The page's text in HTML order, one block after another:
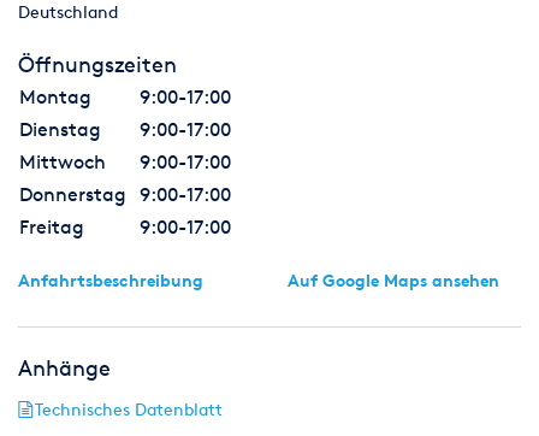
Deutschland
Öffnungszeiten
Montag
9:00-17:00
Dienstag
9:00-17:00
Mittwoch
9:00-17:00
Donnerstag
9:00-17:00
Freitag
9:00-17:00
Anfahrtsbeschreibung Auf Google Maps ansehen
Anhänge
Technisches Datenblatt